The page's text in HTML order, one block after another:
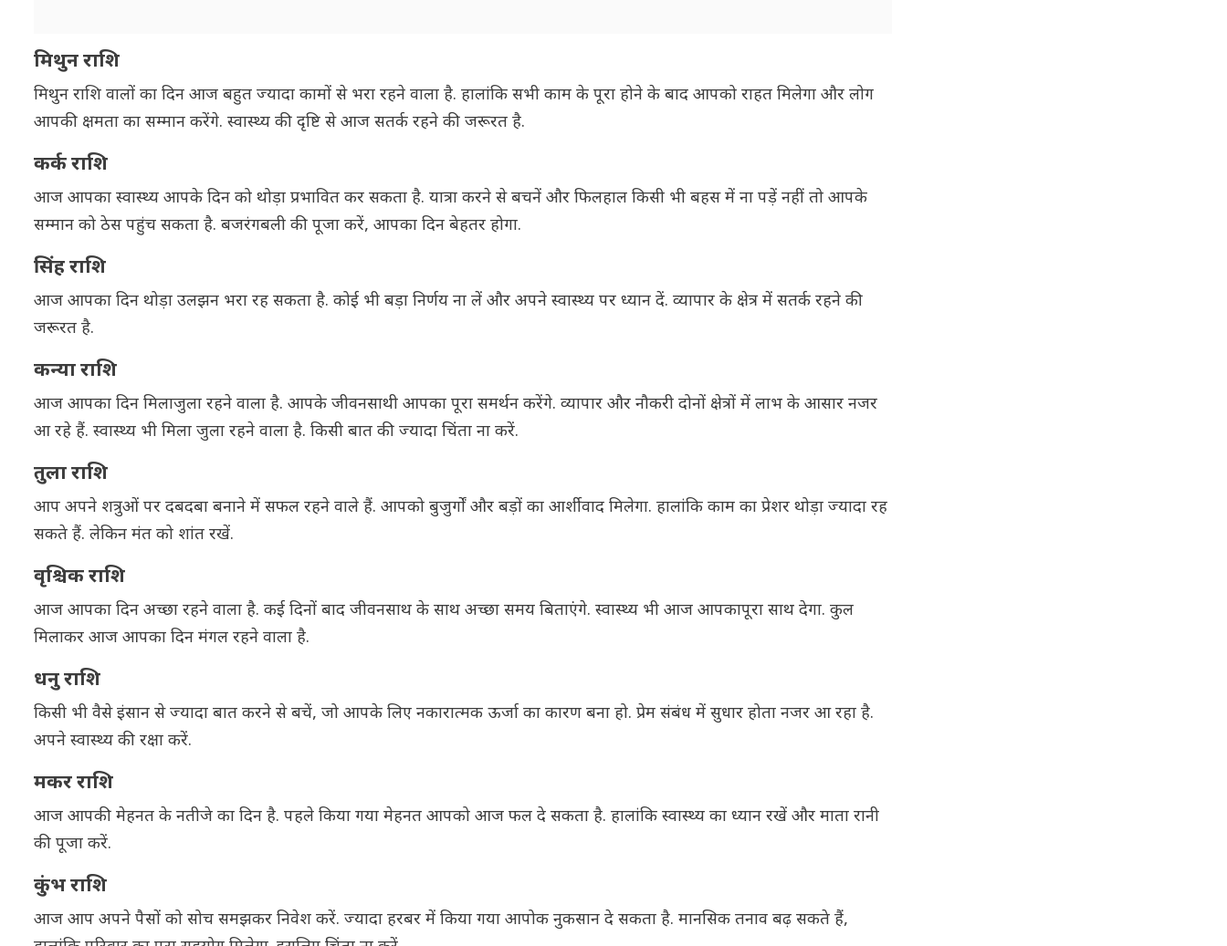
मिथुन राशि
मिथुन राशि वालों का दिन आज बहुत ज्यादा कामों से भरा रहने वाला है. हालांकि सभी काम के पूरा होने के बाद आपको राहत मिलेगा और लोग
आपकी क्षमता का सम्मान करेंगे. स्वास्थ्य की दृष्टि से आज सतर्क रहने की जरूरत है.
कर्क राशि
आज आपका स्वास्थ्य आपके दिन को थोड़ा प्रभावित कर सकता है. यात्रा करने से बचनें और फिलहाल किसी भी बहस में ना पड़ें नहीं तो आपके
सम्मान को ठेस पहुंच सकता है. बजरंगबली की पूजा करें, आपका दिन बेहतर होगा.
सिंह राशि
आज आपका दिन थोड़ा उलझन भरा रह सकता है. कोई भी बड़ा निर्णय ना लें और अपने स्वास्थ्य पर ध्यान दें. व्यापार के क्षेत्र में सतर्क रहने की
जरूरत है.
कन्या राशि
आज आपका दिन मिलाजुला रहने वाला है. आपके जीवनसाथी आपका पूरा समर्थन करेंगे. व्यापार और नौकरी दोनों क्षेत्रों में लाभ के आसार नजर
आ रहे हैं. स्वास्थ्य भी मिला जुला रहने वाला है. किसी बात की ज्यादा चिंता ना करें.
तुला राशि
आप अपने शत्रुओं पर दबदबा बनाने में सफल रहने वाले हैं. आपको बुजुर्गों और बड़ों का आर्शीवाद मिलेगा. हालांकि काम का प्रेशर थोड़ा ज्यादा रह
सकते हैं. लेकिन मंत को शांत रखें.
वृश्चिक राशि
आज आपका दिन अच्छा रहने वाला है. कई दिनों बाद जीवनसाथ के साथ अच्छा समय बिताएंगे. स्वास्थ्य भी आज आपकापूरा साथ देगा. कुल
मिलाकर आज आपका दिन मंगल रहने वाला है.
धनु राशि
किसी भी वैसे इंसान से ज्यादा बात करने से बचें, जो आपके लिए नकारात्मक ऊर्जा का कारण बना हो. प्रेम संबंध में सुधार होता नजर आ रहा है.
अपने स्वास्थ्य की रक्षा करें.
मकर राशि
आज आपकी मेहनत के नतीजे का दिन है. पहले किया गया मेहनत आपको आज फल दे सकता है. हालांकि स्वास्थ्य का ध्यान रखें और माता रानी
की पूजा करें.
कुंभ राशि
आज आप अपने पैसों को सोच समझकर निवेश करें. ज्यादा हरबर में किया गया आपोक नुकसान दे सकता है. मानसिक तनाव बढ़ सकते हैं,